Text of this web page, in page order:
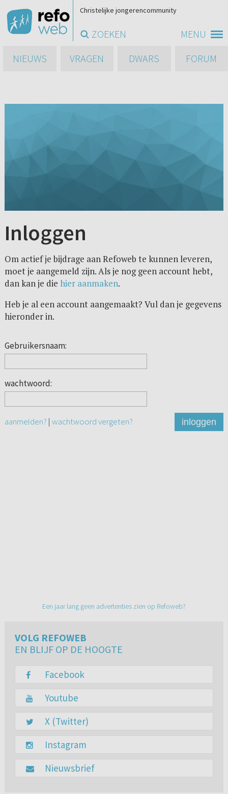
MENU
Christelijke jongerencommunity
ZOEKEN
NIEUWS
VRAGEN DWARS FORUM
Inloggen
Om actief je bijdrage aan Refoweb te kunnen leveren,
moet je aangemeld zijn. Als je nog geen account hebt,
dan kan je die hier aanmaken.
Heb je al een account aangemaakt? Vul dan je gegevens
hieronder in.
Gebruikersnaam:
wachtwoord:
aanmelden? | wachtwoord vergeten? inloggen
Een jaar lang geen advertenties zien op Refoweb?
VOLG REFOWEB
EN BLIJF OP DE HOOGTE
Facebook
Youtube
X (Twitter)
Instagram
Nieuwsbrief